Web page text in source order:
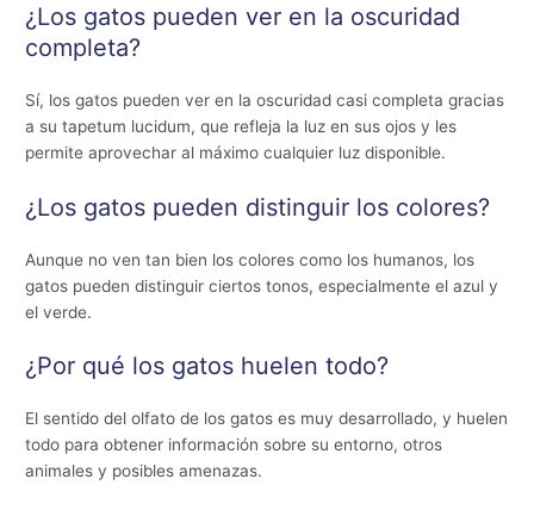
¿Los gatos pueden ver en la oscuridad
completa?
Sí, los gatos pueden ver en la oscuridad casi completa gracias
a su tapetum lucidum, que refleja la luz en sus ojos y les
permite aprovechar al máximo cualquier luz disponible.
¿Los gatos pueden distinguir los colores?
Aunque no ven tan bien los colores como los humanos, los
gatos pueden distinguir ciertos tonos, especialmente el azul y
el verde.
¿Por qué los gatos huelen todo?
El sentido del olfato de los gatos es muy desarrollado, y huelen
todo para obtener información sobre su entorno, otros
animales y posibles amenazas.